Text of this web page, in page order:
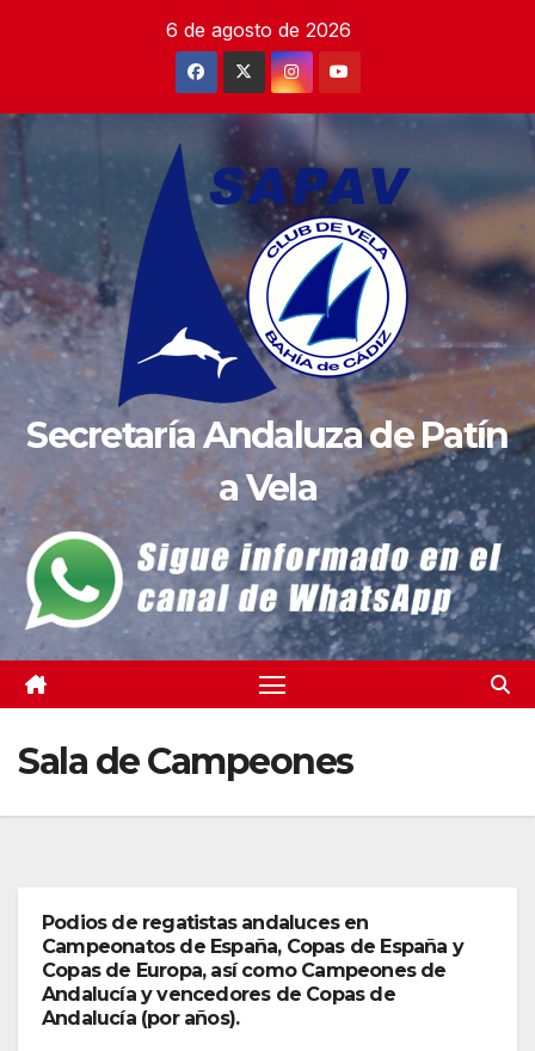
6 de agosto de 2026
Secretaría Andaluza de Patín
a Vela
Sala de Campeones
Podios de regatistas andaluces en
Campeonatos de España, Copas de España y
Copas de Europa, así como Campeones de
Andalucía y vencedores de Copas de
Andalucía (por años).